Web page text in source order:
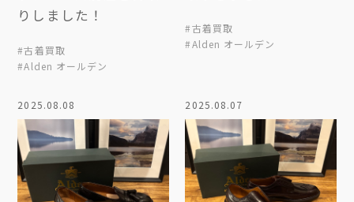
りしました！
#古着買取
#Alden オールデン
#古着買取
#Alden オールデン
2025.08.08 2025.08.07